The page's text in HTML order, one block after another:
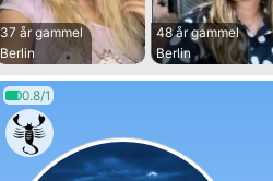
37 år gammel
Berlin
48 år gammel
Berlin
0.8/1